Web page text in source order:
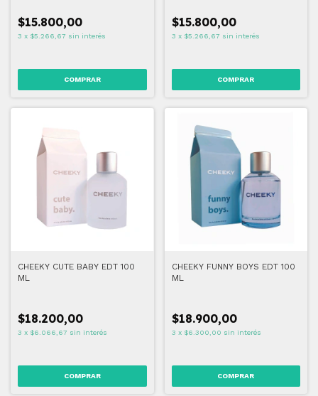
$15.800,00
3 x $5.266,67 sin interés
$15.800,00
3 x $5.266,67 sin interés
CHEEKY CUTE BABY EDT 100
ML
$18.200,00
3 x $6.066,67 sin interés
CHEEKY FUNNY BOYS EDT 100
ML
$18.900,00
3 x $6.300,00 sin interés